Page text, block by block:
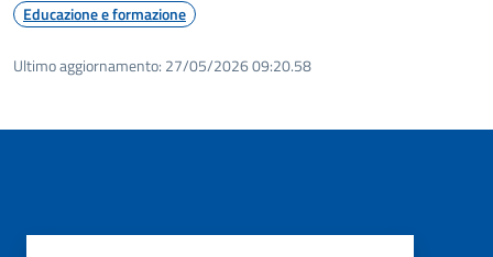
Educazione e formazione
Ultimo aggiornamento: 27/05/2026 09:20.58